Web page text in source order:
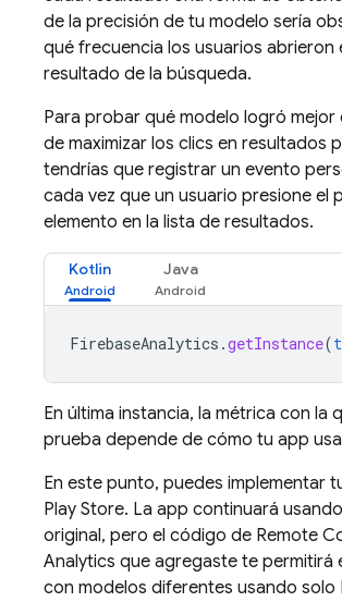
de la precisión de tu modelo sería
qué frecuencia los usuarios abrieron
resultado de la búsqueda.
Para probar qué modelo logró mejor
de maximizar los clics en resultados
tendrías que registrar un evento
cada vez que un usuario presione el
elemento en la lista de resultados.
Kotlin Java
FirebaseAnalytics .getInstance(
En última instancia, la métrica con la
prueba depende de cómo tu app
En este punto, puedes implementar
Play Store. La app continuará
original, pero el código de Remote
Analytics que agregaste te permitirá
con modelos diferentes usando solo